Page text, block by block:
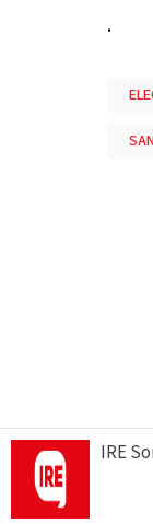
.
IRE